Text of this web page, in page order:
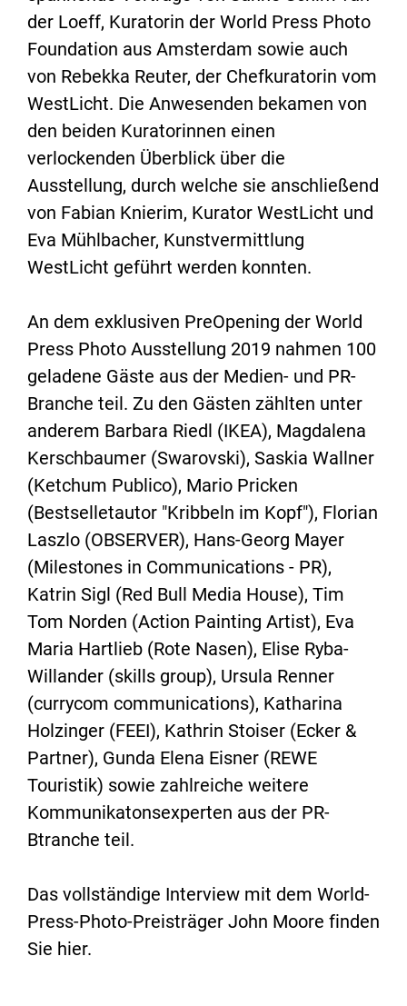
der Loeff, Kuratorin der World Press Photo
Foundation aus Amsterdam sowie auch
von Rebekka Reuter, der Chefkuratorin vom
WestLicht. Die Anwesenden bekamen von
den beiden Kuratorinnen einen
verlockenden Überblick über die
Ausstellung, durch welche sie anschließend
von Fabian Knierim, Kurator WestLicht und
Eva Mühlbacher, Kunstvermittlung
WestLicht geführt werden konnten.
An dem exklusiven PreOpening der World
Press Photo Ausstellung 2019 nahmen 100
geladene Gäste aus der Medien- und PR-
Branche teil. Zu den Gästen zählten unter
anderem Barbara Riedl (IKEA), Magdalena
Kerschbaumer (Swarovski), Saskia Wallner
(Ketchum Publico), Mario Pricken
(Bestselletautor "Kribbeln im Kopf"), Florian
Laszlo (OBSERVER), Hans-Georg Mayer
(Milestones in Communications - PR),
Katrin Sigl (Red Bull Media House), Tim
Tom Norden (Action Painting Artist), Eva
Maria Hartlieb (Rote Nasen), Elise Ryba-
Willander (skills group), Ursula Renner
(currycom communications), Katharina
Holzinger (FEEI), Kathrin Stoiser (Ecker &
Partner), Gunda Elena Eisner (REWE
Touristik) sowie zahlreiche weitere
Kommunikatonsexperten aus der PR-
Btranche teil.
Das vollständige Interview mit dem World-
Press-Photo-Preisträger John Moore finden
Sie hier.